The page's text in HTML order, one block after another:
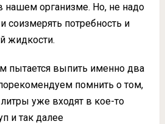
нашем организме. Но, не надо
соизмерять потребность и
жидкости.
пытается выпить именно два
помнить о том,
уже входят в кое-то
и так далее